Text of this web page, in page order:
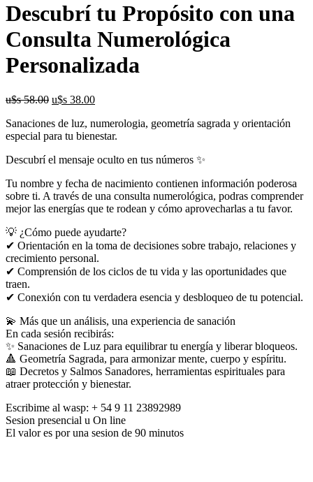
Descubrí tu Propósito con una
Consulta Numerológica
Personalizada
u$s58.00 El
original
era:
58.00.
u$s 38.00El
actual
es:
38.00.
Sanaciones de luz, numerologia, geometría sagrada y orientación
especial para tu bienestar.
Descubrí el mensaje oculto en tus números ✨
Tu nombre y fecha de nacimiento contienen información poderosa
sobre ti. A través de una consulta numerológica, podras comprender
mejor las energías que te rodean y cómo aprovecharlas a tu favor.
💡 ¿Cómo puede ayudarte?
✔ Orientación en la toma de decisiones sobre trabajo, relaciones y
crecimiento personal.
✔ Comprensión de los ciclos de tu vida y las oportunidades que
traen.
✔ Conexión con tu verdadera esencia y desbloqueo de tu potencial.
💫 Más que un análisis, una experiencia de sanación
En cada sesión recibirás:
✨ Sanaciones de Luz para equilibrar tu energía y liberar bloqueos.
🔺 Geometría Sagrada, para armonizar mente, cuerpo y espíritu.
📖 Decretos y Salmos Sanadores, herramientas espirituales para
atraer protección y bienestar.
Escribime al wasp: + 54 9 11 23892989
Sesion presencial u On line
El valor es por una sesion de 90 minutos